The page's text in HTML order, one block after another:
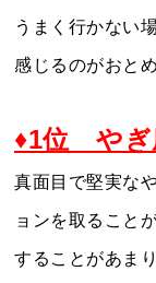
うまく行かない
感じるのがおと
♦1位 やぎ
真面目で堅実な
ョンを取ること
することがあま